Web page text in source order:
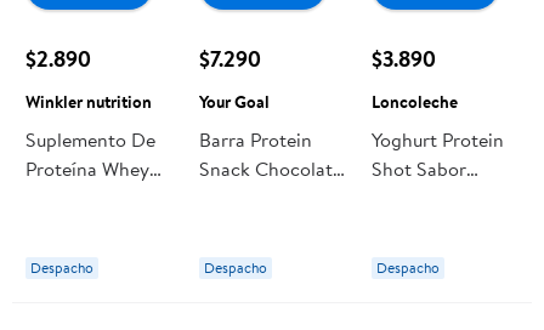
$2.890
Winkler nutrition
Suplemento De
Proteína Whey
Winkler nutrition
Despacho
$7.290
Your Goal
Barra Protein
Snack Chocolate
Despacho
$3.890
Loncoleche
Yoghurt Protein
Shot Sabor
Loncoleche
Despacho